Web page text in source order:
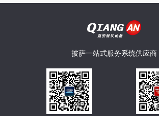
披萨一站式服务系统供应商